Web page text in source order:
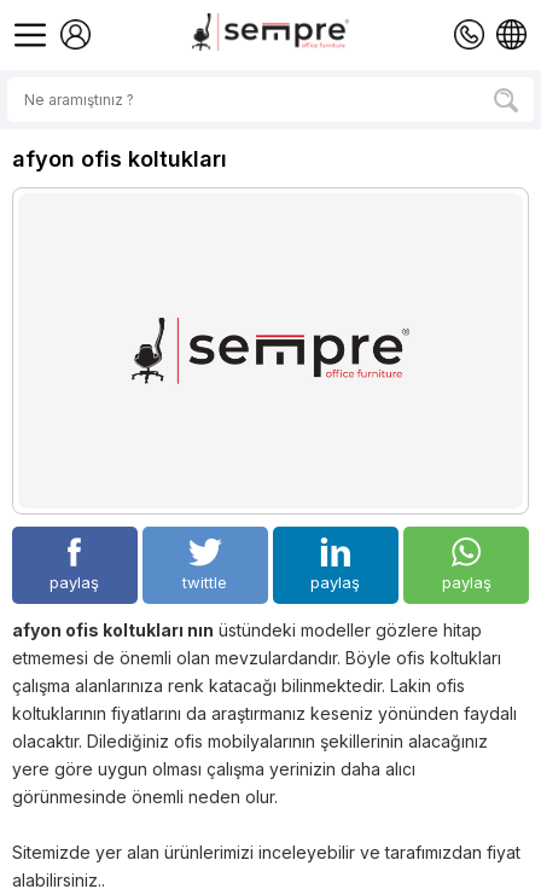
afyon ofis koltukları
paylaş twittle paylaş paylaş
afyon ofis koltukları nın üstündeki modeller gözlere hitap
etmemesi de önemli olan mevzulardandır. Böyle ofis koltukları
çalışma alanlarınıza renk katacağı bilinmektedir. Lakin ofis
koltuklarının fiyatlarını da araştırmanız keseniz yönünden faydalı
olacaktır. Dilediğiniz ofis mobilyalarının şekillerinin alacağınız
yere göre uygun olması çalışma yerinizin daha alıcı
görünmesinde önemli neden olur.
Sitemizde yer alan ürünlerimizi inceleyebilir ve tarafımızdan fiyat
alabilirsiniz..